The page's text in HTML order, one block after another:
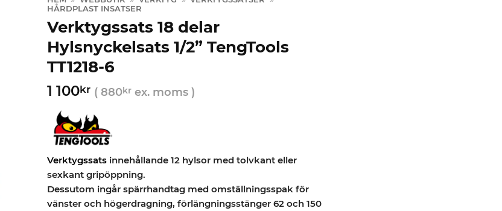
HÅRDPLAST INSATSER
Verktygssats 18 delar
Hylsnyckelsats 1/2” TengTools
TT1218-6
1 100kr ( 880krex. moms )
Verktygssatsinnehållande 12 hylsor med tolvkant eller
sexkant gripöppning.
Dessutom ingår spärrhandtag med omställningsspak för
vänster och högerdragning, förlängningsstänger 62 och 150